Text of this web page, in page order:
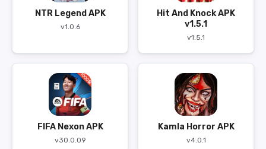
NTR Legend APK
v1.0.6
Hit And Knock APK
v1.5.1
v1.5.1
FIFA Nexon APK
v30.0.09
Kamla Horror APK
v4.0.1